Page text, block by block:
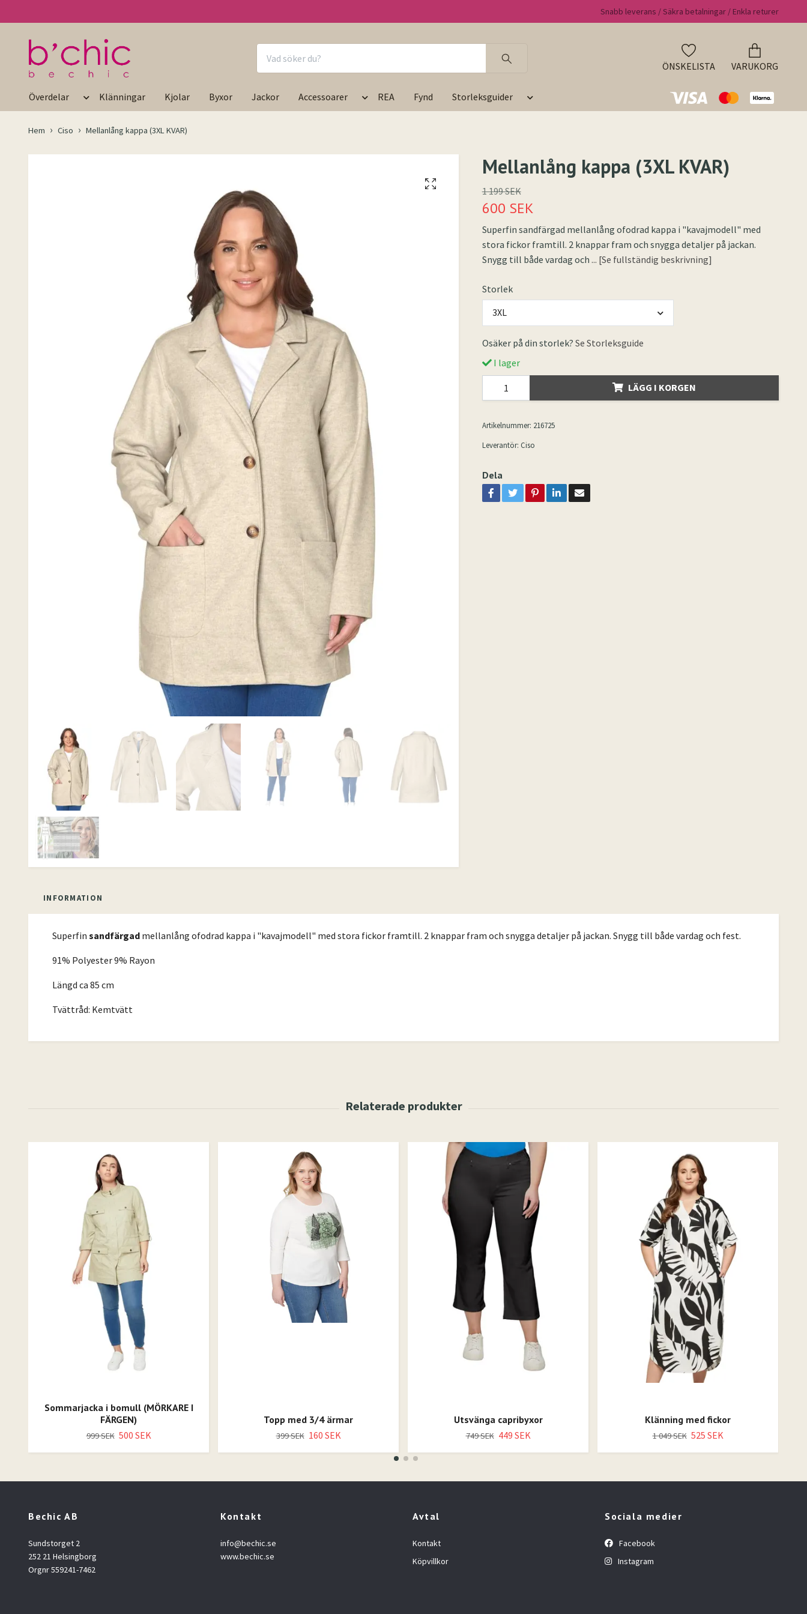
Snabb leverans / Säkra betalningar / Enkla returer
ÖNSKELISTA VARUKORG
Överdelar Klänningar Kjolar Byxor Jackor Accessoarer REA Fynd Storleksguider
Hem Ciso Mellanlång kappa (3XL KVAR)
Mellanlång kappa (3XL KVAR)
1 199 SEK
600 SEK
Superfin sandfärgad mellanlång ofodrad kappa i "kavajmodell" med
stora fickor framtill. 2 knappar fram och snygga detaljer på jackan.
Snygg till både vardag och ... [Se fullständig beskrivning]
Storlek
3XL
Osäker på din storlek? Se Storleksguide
I lager
LÄGG I KORGEN
Artikelnummer: 216725
Leverantör: Ciso
Dela
INFORMATION
Superfin sandfärgad mellanlång ofodrad kappa i "kavajmodell" med stora fickor framtill. 2 knappar fram och snygga detaljer på jackan. Snygg till både vardag och fest.
91% Polyester 9% Rayon
Längd ca 85 cm
Tvättråd: Kemtvätt
Sommarjacka i bomull (MÖRKARE I
FÄRGEN)
999 SEK 500 SEK
Topp med 3/4 ärmar
399 SEK 160 SEK
Utsvänga capribyxor
749 SEK 449 SEK
Klänning med fickor
1 049 SEK 525 SEK
Bechic AB
Sundstorget 2
252 21 Helsingborg
Orgnr 559241-7462
Kontakt
info@bechic.se
www.bechic.se
Avtal
Kontakt
Köpvillkor
Sociala medier
Facebook
Instagram